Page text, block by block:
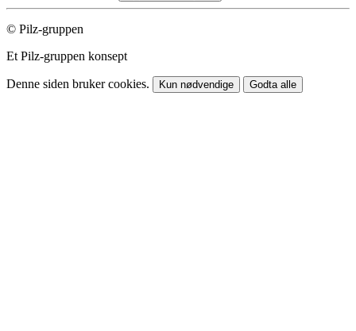
© Pilz-gruppen
Et Pilz-gruppen konsept
Denne siden bruker cookies. Kun nødvendige Godta alle